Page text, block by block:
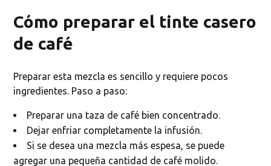
Cómo preparar el tinte casero
de café
Preparar esta mezcla es sencillo y requiere pocos
ingredientes. Paso a paso:
Preparar una taza de café bien concentrado.
Dejar enfriar completamente la infusión.
Si se desea una mezcla más espesa, se puede
agregar una pequeña cantidad de café molido.